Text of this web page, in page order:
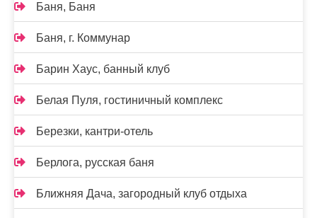
Баня, Баня
Баня, г. Коммунар
Барин Хаус, банный клуб
Белая Пуля, гостиничный комплекс
Березки, кантри-отель
Берлога, русская баня
Ближняя Дача, загородный клуб отдыха